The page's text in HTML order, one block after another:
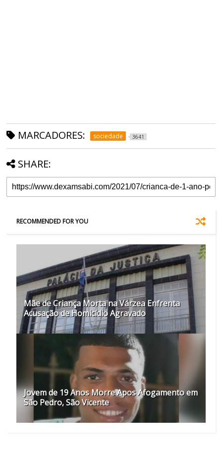
MARCADORES: sociedade 3641
SHARE:
RECOMMENDED FOR YOU
Mãe de Criança Morta na Várzea Enfrenta
Acusação de Homicídio Agravado
Jovem de 19 Anos Morre Apos Afogamento em
São Pedro, São Vicente